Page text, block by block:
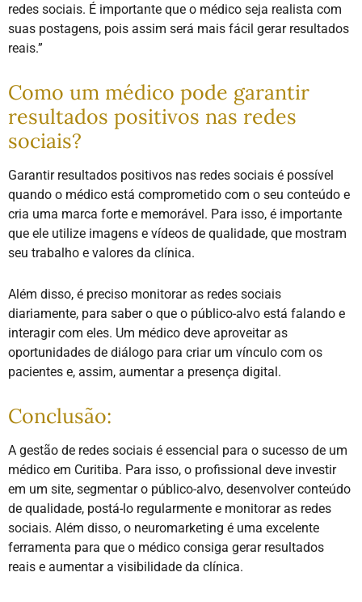
redes sociais. É importante que o médico seja realista com
suas postagens, pois assim será mais fácil gerar resultados
reais.”
Como um médico pode garantir
resultados positivos nas redes
sociais?
Garantir resultados positivos nas redes sociais é possível
quando o médico está comprometido com o seu conteúdo e
cria uma marca forte e memorável. Para isso, é importante
que ele utilize imagens e vídeos de qualidade, que mostram
seu trabalho e valores da clínica.
Além disso, é preciso monitorar as redes sociais
diariamente, para saber o que o público-alvo está falando e
interagir com eles. Um médico deve aproveitar as
oportunidades de diálogo para criar um vínculo com os
pacientes e, assim, aumentar a presença digital.
Conclusão:
A gestão de redes sociais é essencial para o sucesso de um
médico em Curitiba. Para isso, o profissional deve investir
em um site, segmentar o público-alvo, desenvolver conteúdo
de qualidade, postá-lo regularmente e monitorar as redes
sociais. Além disso, o neuromarketing é uma excelente
ferramenta para que o médico consiga gerar resultados
reais e aumentar a visibilidade da clínica.